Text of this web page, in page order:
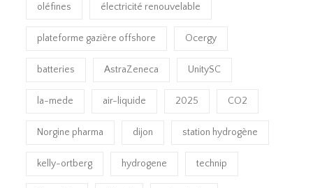
oléfines électricité renouvelable
plateforme gazière offshore Ocergy
batteries AstraZeneca UnitySC
la-mede air-liquide 2025 CO2
Norgine pharma dijon station hydrogène
kelly-ortberg hydrogene technip